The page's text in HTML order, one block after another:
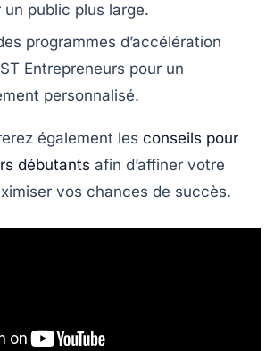
public plus large.
programmes d’accélération
Entrepreneurs pour un
personnalisé.
également les conseils pour
débutants afin d’affiner votre
vos chances de succès.